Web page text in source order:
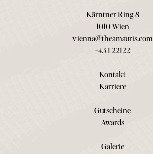
Kärntner Ring 8
1010 Wien
vienna@theamauris.com
+43 1 22122
Kontakt
Karriere
Gutscheine
Awards
Galerie